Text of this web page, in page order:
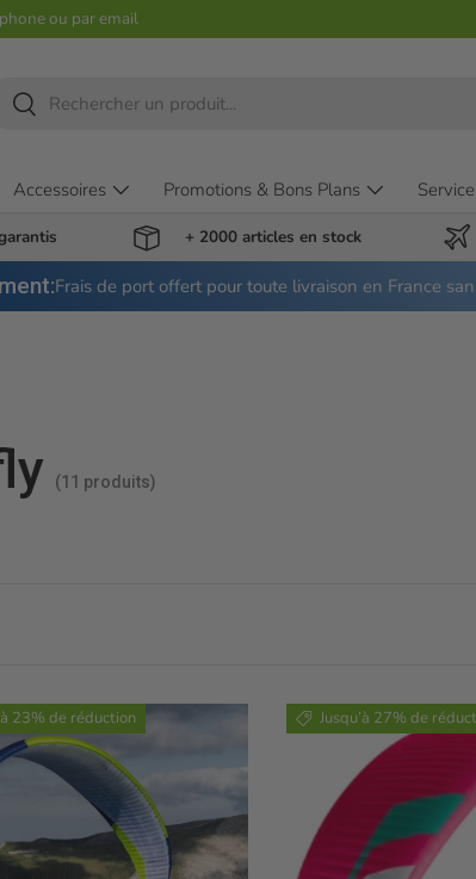
ou par email
Rechercher
Accessoires Promotions & Bons Plans
+ 2000 articles en stock
Frais de port offert pour toute livraison en France
(11 produits)
23% de réduction Jusqu’à 27% de